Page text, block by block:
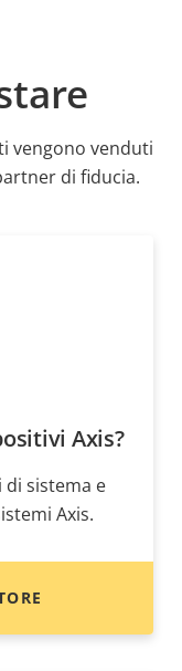
vengono venduti
di fiducia.
Axis?
sistema e
Axis.